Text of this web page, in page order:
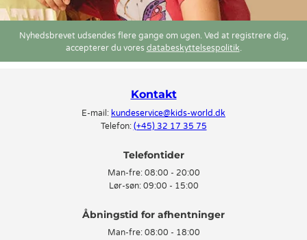
Nyhedsbrevet udsendes flere gange om ugen. Ved at registrere dig,
accepterer du vores databeskyttelsespolitik.
Kontakt
E-mail: kundeservice@kids-world.dk
Telefon: (+45) 32 17 35 75
Telefontider
Man-fre: 08:00 - 20:00
Lør-søn: 09:00 - 15:00
Man-fre: 08:00 - 18:00